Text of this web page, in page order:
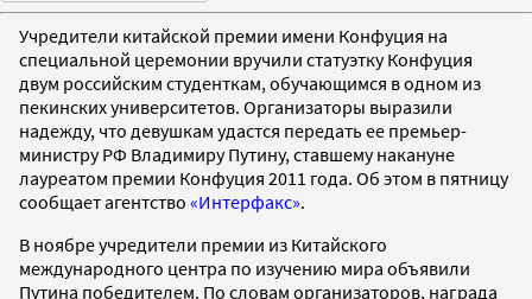
Учредители китайской премии имени Конфуция на
специальной церемонии вручили статуэтку Конфуция
двум российским студенткам, обучающимся в одном из
пекинских университетов. Организаторы выразили
надежду, что девушкам удастся передать ее премьер-
министру РФ Владимиру Путину, ставшему накануне
лауреатом премии Конфуция 2011 года. Об этом в пятницу
сообщает агентство «Интерфакс».
В ноябре учредители премии из Китайского
международного центра по изучению мира объявили
Путина победителем. По словам организаторов, награда